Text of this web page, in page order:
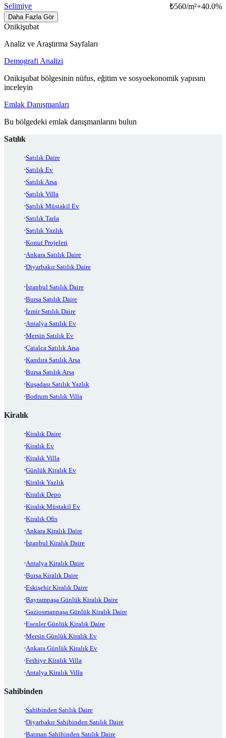
Selimiye
₺560/m²+40.0%
Daha Fazla Gör
Onikişubat
Analiz ve Araştırma Sayfaları
Demografi Analizi
Onikişubat bölgesinin nüfus, eğitim ve sosyoekonomik yapısını
inceleyin
Emlak Danışmanları
Bu bölgedeki emlak danışmanlarını bulun
Satılık
Satılık Daire
Satılık Ev
Satılık Arsa
Satılık Villa
Satılık Müstakil Ev
Satılık Tarla
Satılık Yazlık
Konut Projeleri
Ankara Satılık Daire
Diyarbakır Satılık Daire
İstanbul Satılık Daire
Bursa Satılık Daire
İzmir Satılık Daire
Antalya Satılık Ev
Mersin Satılık Ev
Çatalca Satılık Arsa
Kandıra Satılık Arsa
Bursa Satılık Arsa
Kuşadası Satılık Yazlık
Bodrum Satılık Villa
Kiralık
Kiralık Daire
Kiralık Ev
Kiralık Villa
Günlük Kiralık Ev
Kiralık Yazlık
Kiralık Depo
Kiralık Müstakil Ev
Kiralık Ofis
Ankara Kiralık Daire
İstanbul Kiralık Daire
Antalya Kiralık Daire
Bursa Kiralık Daire
Eskişehir Kiralık Daire
Bayrampaşa Günlük Kiralık Daire
Gaziosmanpaşa Günlük Kiralık Daire
Esenler Günlük Kiralık Daire
Mersin Günlük Kiralık Ev
Ankara Günlük Kiralık Ev
Fethiye Kiralık Villa
Antalya Kiralık Villa
Sahibinden
Sahibinden Satılık Daire
Diyarbakır Sahibinden Satılık Daire
Batman Sahibinden Satılık Daire